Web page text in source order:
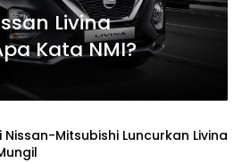
Livina
Kata NMI?
Nissan-Mitsubishi Luncurkan Livina